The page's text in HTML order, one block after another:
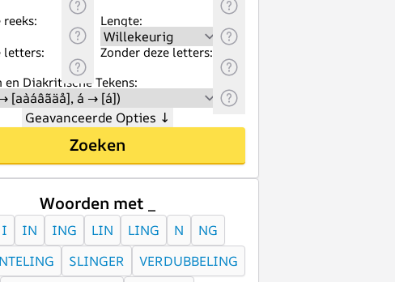
Lengte:
letters:
Zonder deze letters:
en Diakritische Tekens:
Geavanceerde Opties ↓
Zoeken
Woorden met _
I IN ING LIN LING N
NG
SLINGER
VERDUBBELING